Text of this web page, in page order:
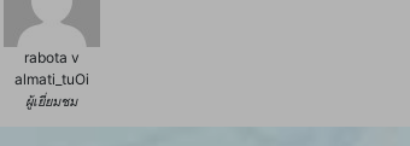
rabota v
almati_tuOi
ผู้เยี่ยมชม